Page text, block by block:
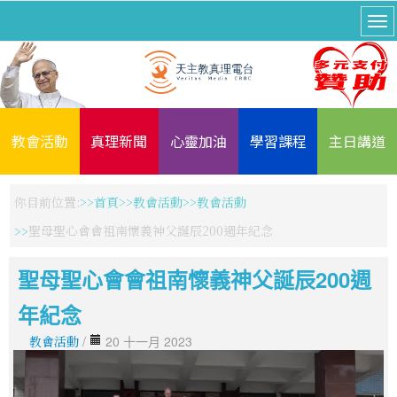
教會活動 真理新聞 心靈加油 學習課程 主日講道
你目前位置: 首頁 教會活動
教會活動
聖母聖心會會祖南懷義神父誕辰200週年紀念
聖母聖心會會祖南懷義神父誕辰200週
年紀念
教會活動 / 20 十一月 2023